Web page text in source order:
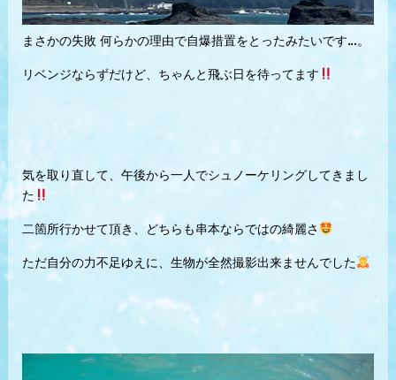
まさかの失敗 何らかの理由で自爆措置をとったみたいです…。
リベンジならずだけど、ちゃんと飛ぶ日を待ってます
気を取り直して、午後から一人でシュノーケリングしてきまし
た
二箇所行かせて頂き、どちらも串本ならではの綺麗さ
ただ自分の力不足ゆえに、生物が全然撮影出来ませんでした